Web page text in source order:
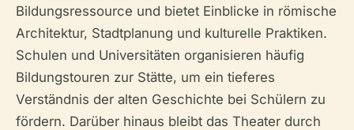
Bildungsressource und bietet Einblicke in römische
Architektur, Stadtplanung und kulturelle Praktiken.
Schulen und Universitäten organisieren häufig
Bildungstouren zur Stätte, um ein tieferes
Verständnis der alten Geschichte bei Schülern zu
fördern. Darüber hinaus bleibt das Theater durch